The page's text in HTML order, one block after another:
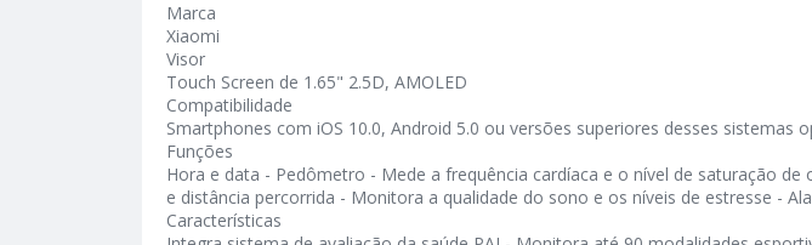
Marca
Xiaomi
Visor
Touch Screen de 1.65" 2.5D, AMOLED
Compatibilidade
Smartphones com iOS 10.0, Android 5.0 ou versões superiores desses sistemas
Funções
Hora e data - Pedômetro - Mede a frequência cardíaca e o nível de saturação
e distância percorrida - Monitora a qualidade do sono e os níveis de estresse -
Características